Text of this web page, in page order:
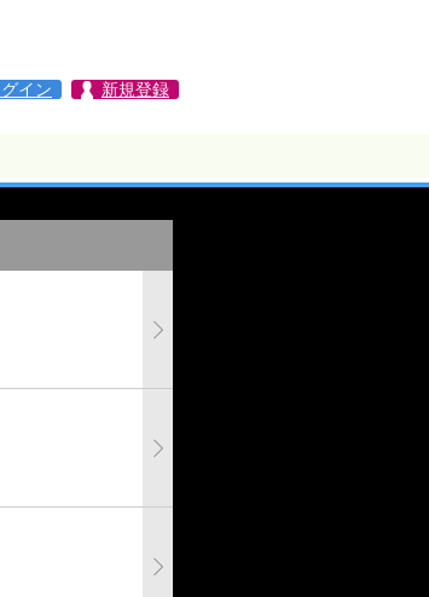
イン 新規登録